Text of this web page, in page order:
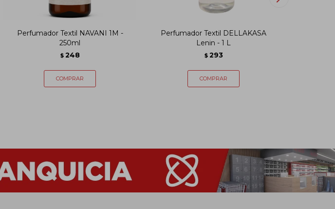
Perfumador Textil NAVANI 1M -
250ml
$ 248
Perfumador Textil DELLAKASA
Lenin - 1 L
$ 293